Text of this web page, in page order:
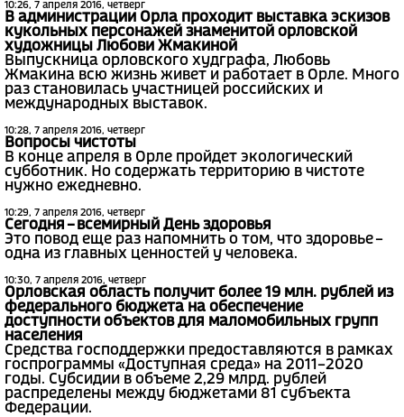
10:26, 7 апреля 2016, четверг
В администрации Орла проходит выставка эскизов
кукольных персонажей знаменитой орловской
художницы Любови Жмакиной
Выпускница орловского худграфа, Любовь
Жмакина всю жизнь живет и работает в Орле. Много
раз становилась участницей российских и
международных выставок.
10:28, 7 апреля 2016, четверг
Вопросы чистоты
В конце апреля в Орле пройдет экологический
субботник. Но содержать территорию в чистоте
нужно ежедневно.
10:29, 7 апреля 2016, четверг
Сегодня – всемирный День здоровья
Это повод еще раз напомнить о том, что здоровье –
одна из главных ценностей у человека.
10:30, 7 апреля 2016, четверг
Орловская область получит более 19 млн. рублей из
федерального бюджета на обеспечение
доступности объектов для маломобильных групп
населения
Средства господдержки предоставляются в рамках
госпрограммы «Доступная среда» на 2011–2020
годы. Субсидии в объеме 2,29 млрд. рублей
распределены между бюджетами 81 субъекта
Федерации.